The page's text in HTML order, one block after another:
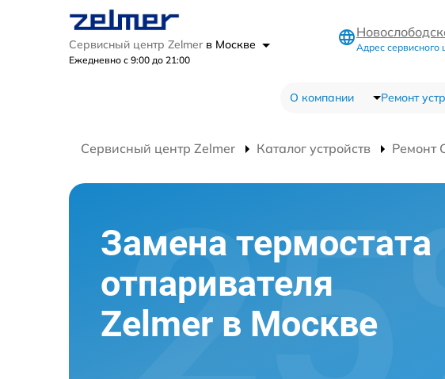
Сервисный центр Zelmer в Москве
Ежедневно с 9:00 до 21:00
Адрес сервисного
О компании Ремонт
Сервисный центр Zelmer Каталог устройств Ремонт
Замена термостата
отпаривателя
Zelmer в Москве